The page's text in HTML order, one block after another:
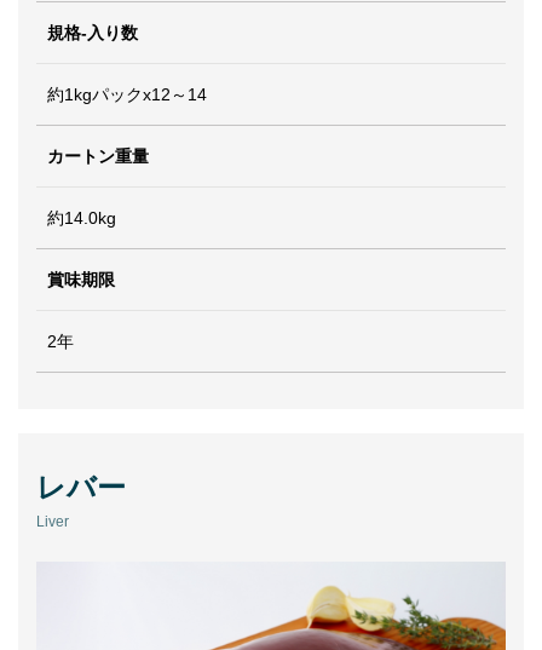
規格-入り数
約1kgパックx12～14
カートン重量
約14.0kg
賞味期限
2年
レバー
Liver